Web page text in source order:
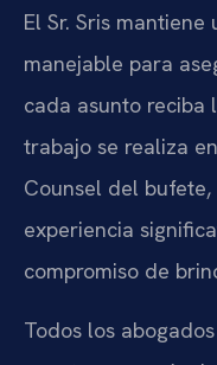
El Sr. Sris
manejable para
cada asunto reciba
trabajo se realiza
Counsel del
experiencia
compromiso de
Todos los